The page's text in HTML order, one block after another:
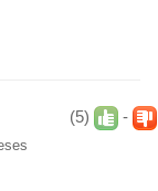
(5) -